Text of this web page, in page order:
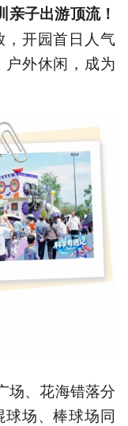
亲子出游顶流！
开园首日人气
外休闲，成为
场、花海错落分
场、棒球场同